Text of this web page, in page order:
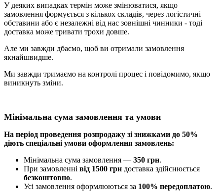
У деяких випадках термін може змінюватися, якщо
замовлення формується з кількох складів, через логістичні
обставини або є незалежні від нас зовнішні чинники - тоді
доставка може тривати трохи довше.
Але ми завжди дбаємо, щоб ви отримали замовлення
якнайшвидше.
Ми завжди тримаємо на контролі процес і повідомимо, якщо
виникнуть зміни.
Мінімальна сума замовлення та умови
На період проведення розпродажу зі знижками до 50%
діють спеціальні умови оформлення замовлень:
Мінімальна сума замовлення — 350 грн.
При замовленні від 1500 грн доставка здійснюється
безкоштовно.
Усі замовлення оформлюються за 100% передоплатою.